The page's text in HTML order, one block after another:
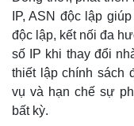
IP, ASN độc lập
độc lập, kết nối đa
số IP khi thay đổi
thiết lập chính sách
vụ và hạn chế sự
bất kỳ.